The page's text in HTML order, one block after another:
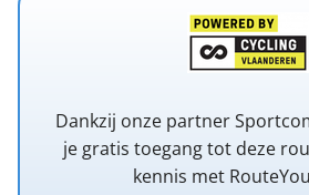
Dankzij onze partner
je gratis toegang tot deze
kennis met